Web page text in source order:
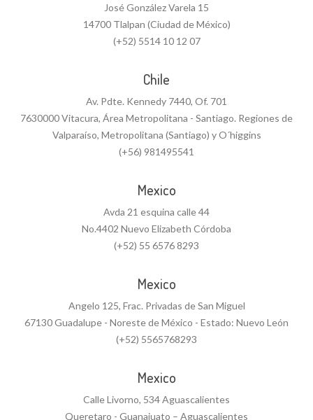
José González Varela 15
14700 Tlalpan (Ciudad de México)
(+52) 5514 10 12 07
Chile
Av. Pdte. Kennedy 7440, Of. 701
7630000 Vitacura, Área Metropolitana - Santiago. Regiones de
Valparaíso, Metropolitana (Santiago) y O´higgins
(+56) 981495541
Mexico
Avda 21 esquina calle 44
No.4402 Nuevo Elizabeth Córdoba
(+52) 55 6576 8293
Mexico
Angelo 125, Frac. Privadas de San Miguel
67130 Guadalupe - Noreste de México - Estado: Nuevo León
(+52) 5565768293
Mexico
Calle Livorno, 534 Aguascalientes
Queretaro - Guanajuato – Aguascalientes